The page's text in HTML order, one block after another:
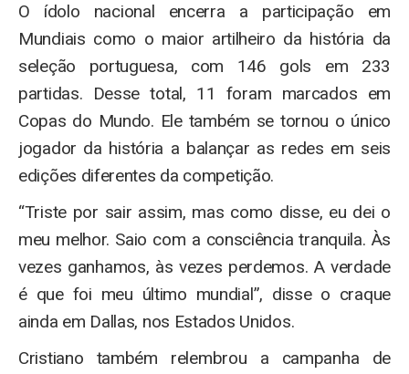
O ídolo nacional encerra a participação em
Mundiais como o maior artilheiro da história da
seleção portuguesa, com 146 gols em 233
partidas. Desse total, 11 foram marcados em
Copas do Mundo. Ele também se tornou o único
jogador da história a balançar as redes em seis
edições diferentes da competição.
“Triste por sair assim, mas como disse, eu dei o
meu melhor. Saio com a consciência tranquila. Às
vezes ganhamos, às vezes perdemos. A verdade
é que foi meu último mundial”, disse o craque
ainda em Dallas, nos Estados Unidos.
Cristiano também relembrou a campanha de